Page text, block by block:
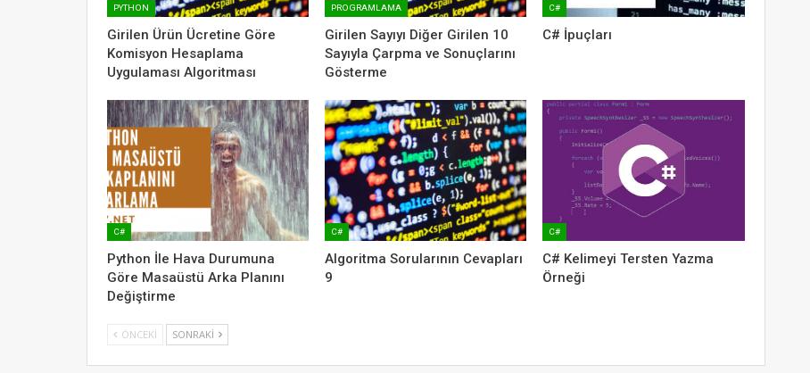
PYTHON
Girilen Ürün Ücretine Göre
Komisyon Hesaplama
Uygulaması Algoritması
PROGRAMLAMA
Girilen Sayıyı Diğer Girilen 10
Sayıyla Çarpma ve Sonuçlarını
Gösterme
C#
C# İpuçları
C#
Python İle Hava Durumuna
Göre Masaüstü Arka Planını
Değiştirme
C#
Algoritma Sorularının Cevapları
9
C#
C# Kelimeyi Tersten Yazma
Örneği
ÖNCEKI SONRAKI